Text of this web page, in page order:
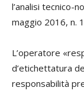
l’analisi tecnico-
maggio 2016, n.
L’operatore
d’etichettatura
responsabilità